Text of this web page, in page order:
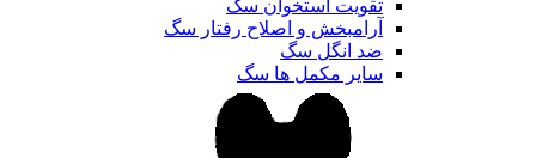
تقویت استخوان سگ
آرامبخش و اصلاح رفتار سگ
ضد انگل سگ
سایر مکمل ها سگ